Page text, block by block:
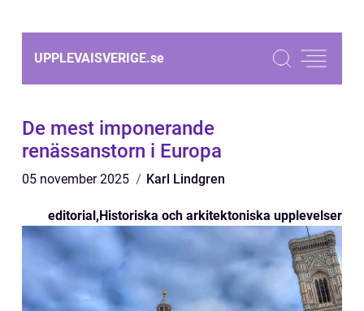
UPPLEVAISVERIGE.se
De mest imponerande
renässanstorn i Europa
05 november 2025 Karl Lindgren
editorial,Historiska och arkitektoniska upplevelser